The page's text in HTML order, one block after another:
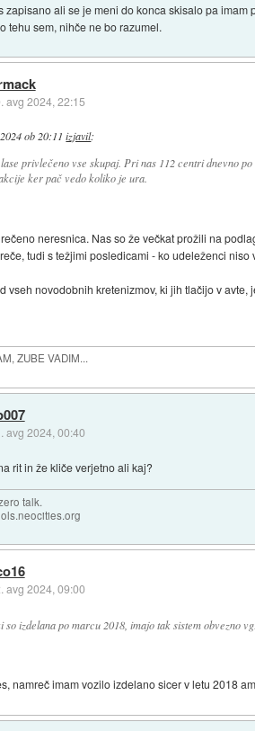
zapisano ali se je meni do konca skisalo pa imam
tehu sem, nihče ne bo razumel.
avg 2024, 22:15
ob 20:11 izjavil:
privlečeno vse skupaj. Pri nas 112 centri dnevno
ker pač vedo koliko je ura.
neresnica. Nas so že večkat prožili na
tudi s težjimi posledicami - ko udeleženci
vseh novodobnih kretenizmov, ki jih tlačijo v avte,
ZUBE VADIM...
avg 2024, 00:40
rit in že kliče verjetno ali kaj?
talk.
avg 2024, 09:00
so izdelana po marcu 2018, imajo tak sistem obvezno
namreč imam vozilo izdelano sicer v letu 2018